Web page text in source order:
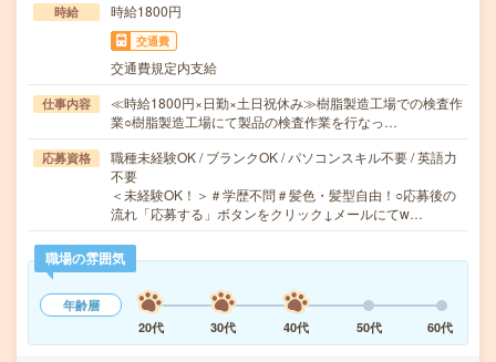
時給 時給1800円
交通費
交通費規定内支給
仕事内容
≪時給1800円×日勤×土日祝休み≫樹脂製造工場での検査作
業○樹脂製造工場にて製品の検査作業を行なっ…
応募資格
職種未経験OK / ブランクOK / パソコンスキル不要 / 英語力
不要
＜未経験OK！＞＃学歴不問＃髪色・髪型自由！○応募後の
流れ「応募する」ボタンをクリック↓メールにてw…
職場の雰囲気
年齢層
20代
30代 40代 50代 60代